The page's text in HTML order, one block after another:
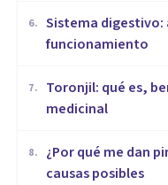
6. Sistema
funcionamiento
7.
Toronjil: qué es,
medicinal
8.
¿Por qué me dan
causas posibles